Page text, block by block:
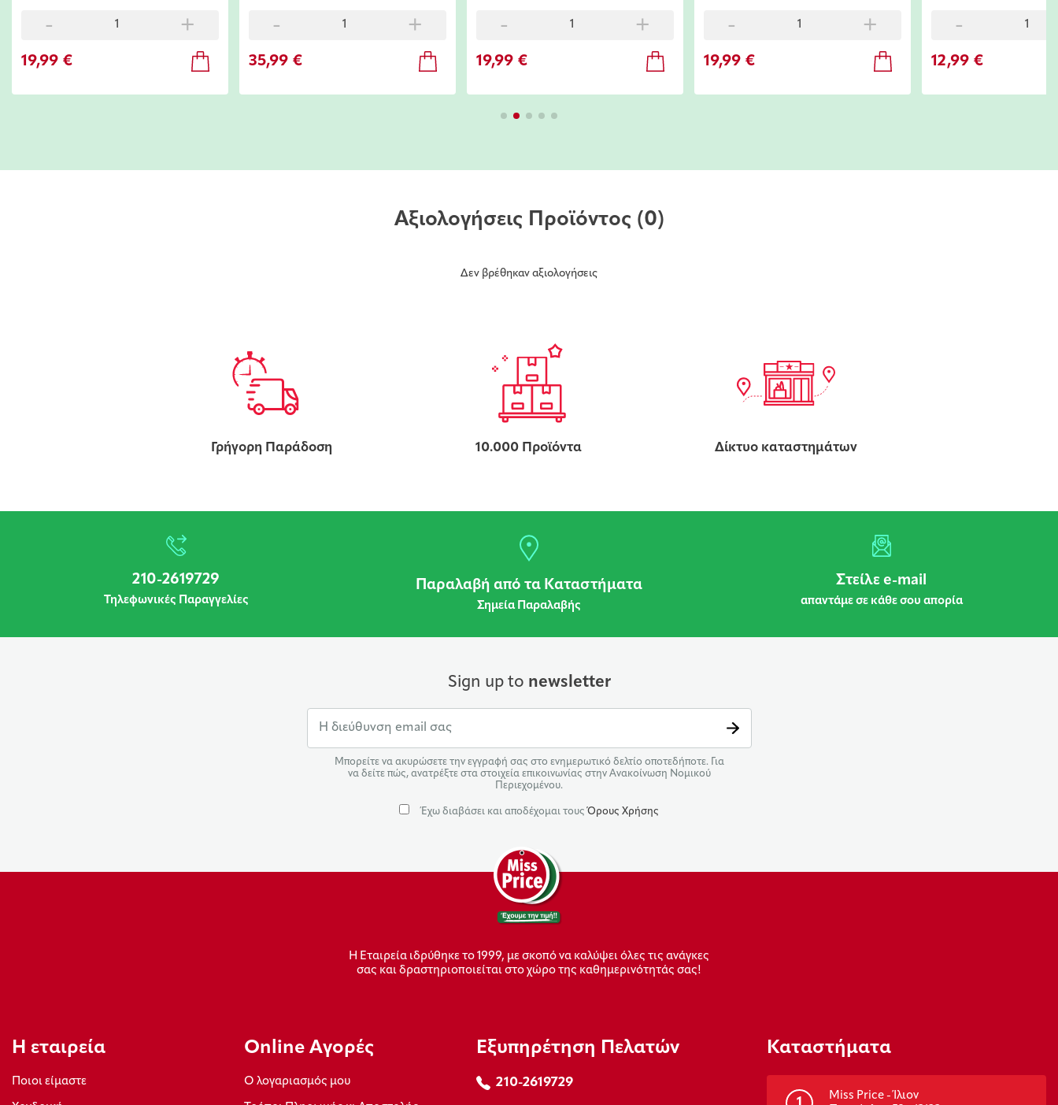
35,99 € 19,99 € 19,99 € 12,99 € 19,99 €
Αξιολογήσεις Προϊόντος (0)
Δεν βρέθηκαν αξιολογήσεις
Γρήγορη Παράδοση 10.000 Προϊόντα Δίκτυο καταστημάτων
210-2619729
Τηλεφωνικές Παραγγελίες
Παραλαβή από τα Καταστήματα
Σημεία Παραλαβής
Στείλε e-mail
απαντάμε σε κάθε σου απορία
Sign up to newsletter
Μπορείτε να ακυρώσετε την εγγραφή σας στο ενημερωτικό δελτίο οποτεδήποτε. Για
να δείτε πώς, ανατρέξτε στα στοιχεία επικοινωνίας στην Ανακοίνωση Νομικού
Περιεχομένου.
Έχω διαβάσει και αποδέχομαι τουςΌρους Χρήσης
Η Εταιρεία ιδρύθηκε το 1999, με σκοπό να καλύψει όλες τις ανάγκες
σας και δραστηριοποιείται στο χώρο της καθημερινότητάς σας!
Η εταιρεία
Ποιοι είμαστε
Οnline Αγορές
Ο λογαριασμός μου
Εξυπηρέτηση Πελατών
210-2619729
Καταστήματα
Miss Price - Ίλιον